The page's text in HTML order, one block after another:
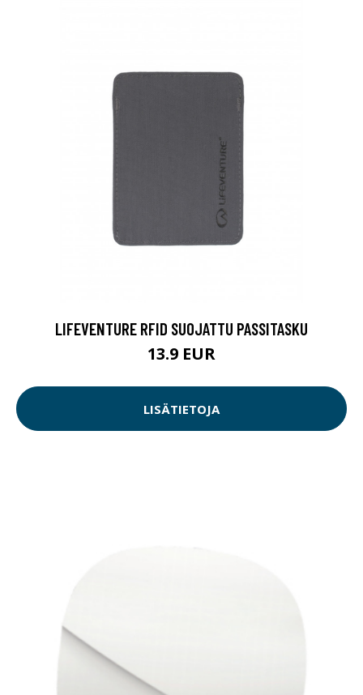
LIFEVENTURE RFID SUOJATTU PASSITASKU
13.9 EUR
LISÄTIETOJA